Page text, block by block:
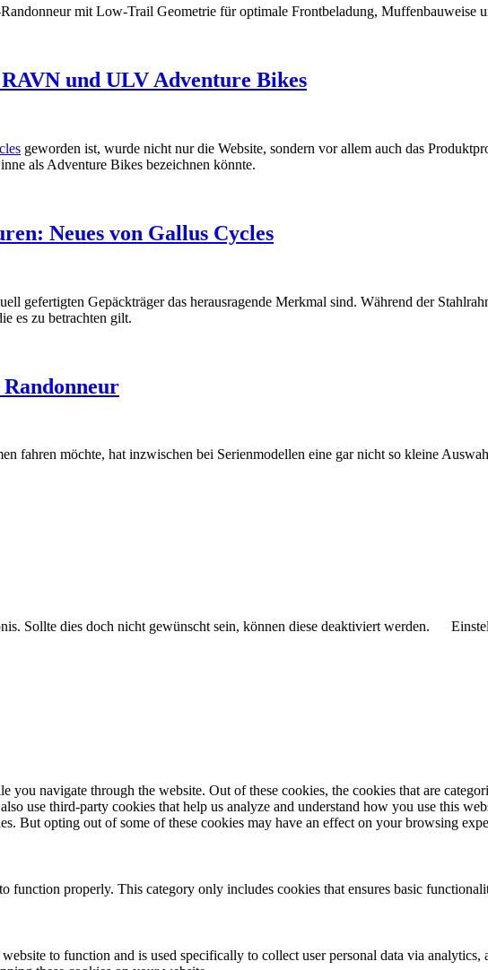
mit Low-Trail Geometrie für optimale Frontbeladung, Muffenbauweise
und ULV Adventure Bikes
geworden ist, wurde nicht nur die Website, sondern vor allem auch das
als Adventure Bikes bezeichnen könnte.
Neues von Gallus Cycles
gefertigten Gepäckträger das herausragende Merkmal sind. Während der
es zu betrachten gilt.
fahren möchte, hat inzwischen bei Serienmodellen eine gar nicht so kleine
Sollte dies doch nicht gewünscht sein, können diese deaktiviert werden.
navigate through the website. Out of these cookies, the cookies that are
use third-party cookies that help us analyze and understand how you use this
But opting out of some of these cookies may have an effect on your browsing
function properly. This category only includes cookies that ensures basic
to function and is used specifically to collect user personal data via analytics,